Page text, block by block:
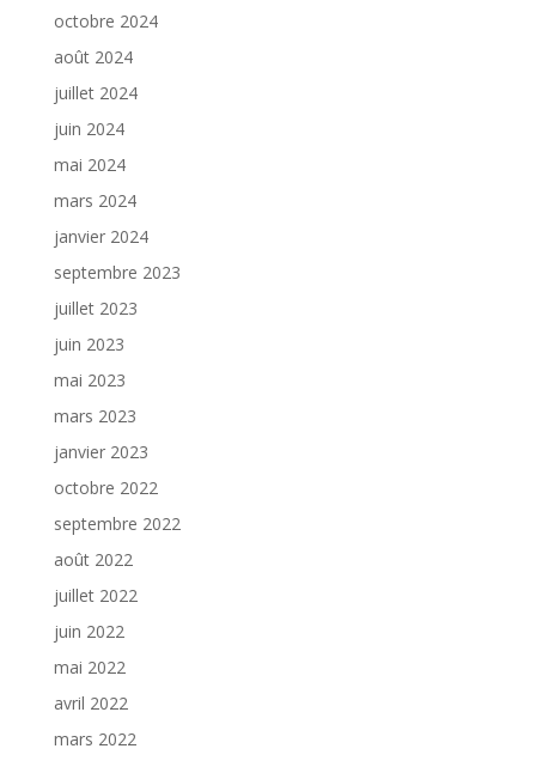
octobre 2024
août 2024
juillet 2024
juin 2024
mai 2024
mars 2024
janvier 2024
septembre 2023
juillet 2023
juin 2023
mai 2023
mars 2023
janvier 2023
octobre 2022
septembre 2022
août 2022
juillet 2022
juin 2022
mai 2022
avril 2022
mars 2022